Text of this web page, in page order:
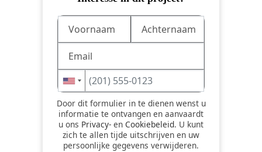
Door dit formulier in te dienen wenst u
informatie te ontvangen en aanvaardt
u ons Privacy- en Cookiebeleid. U kunt
zich te allen tijde uitschrijven en uw
persoonlijke gegevens verwijderen.